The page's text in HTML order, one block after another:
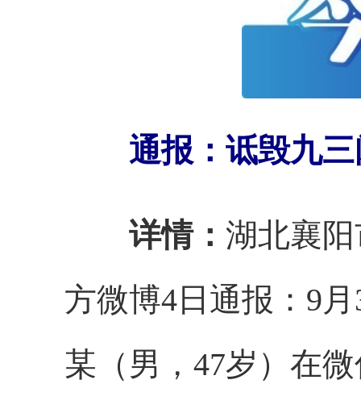
通报：诋毁九三
详情： 湖北襄
方微博4日通报：9
某（男，47岁）在